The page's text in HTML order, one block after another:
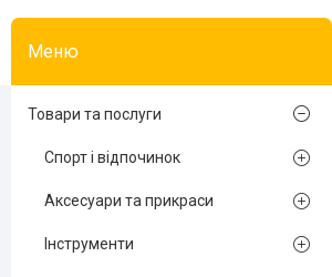
Товари та послуги
Спорт і відпочинок
Аксесуари та прикраси
Інструменти